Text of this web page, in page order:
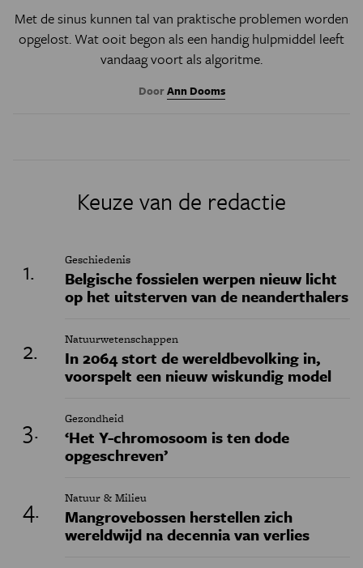
Met de sinus kunnen tal van praktische problemen worden
opgelost. Wat ooit begon als een handig hulpmiddel leeft
vandaag voort als algoritme.
DoorAnn Dooms
Keuze van de redactie
Geschiedenis
Belgische fossielen werpen nieuw licht
op het uitsterven van de neanderthalers
Natuurwetenschappen
In 2064 stort de wereldbevolking in,
voorspelt een nieuw wiskundig model
Gezondheid
‘Het Y-chromosoom is ten dode
opgeschreven’
Natuur & Milieu
Mangrovebossen herstellen zich
wereldwijd na decennia van verlies